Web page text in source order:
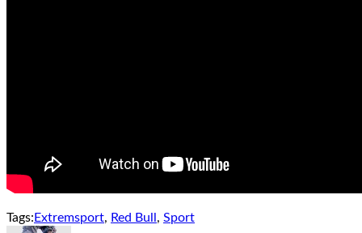
Tags: Extremsport, Red Bull , Sport